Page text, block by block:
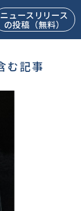
ニュースリリース
の投稿（無料）
む記事